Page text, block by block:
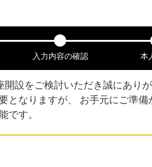
入力内容の確認 本
開設をご検討いただき誠にあり
なりますが、 お手元にご準
です。